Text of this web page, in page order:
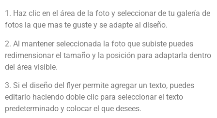
1. Haz clic en el área de la foto y seleccionar de tu galería de
fotos la que mas te guste y se adapte al diseño.
2. Al mantener seleccionada la foto que subiste puedes
redimensionar el tamaño y la posición para adaptarla dentro
del área visible.
3. Si el diseño del flyer permite agregar un texto, puedes
editarlo haciendo doble clic para seleccionar el texto
predeterminado y colocar el que desees.